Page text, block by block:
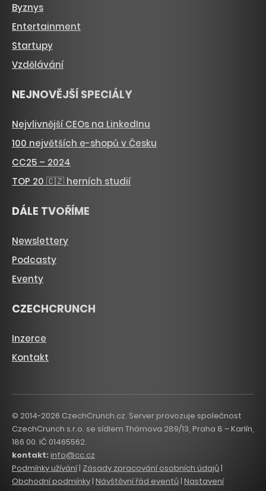
Byznys
Entertainment
Startupy
Vzdělávání
NEJNOVĚJŠÍ SPECIÁLY
Nejvlivnější CEOs na LinkedInu
100 největších e-shopů v Česku
CC25 – 2024
TOP 20 🇨🇿 herních studií
DÁLE TVOŘÍME
Newslettery
Podcasty
Eventy
CZECHCRUNCH
Inzerce
Kontakt
© 2014-2026 CzechCrunch.cz. Server provozuje společnost
CzechCrunch s.r.o. se sídlem Thámova 289/13, Praha 8 – Karlín,
186 00. IČ 01465562.
kontakt:info@cc.cz
Podmínky užívání| Zásady zpracování osobních údajů|
Obchodní podmínky| Návštěvní řád eventů | Nastavení